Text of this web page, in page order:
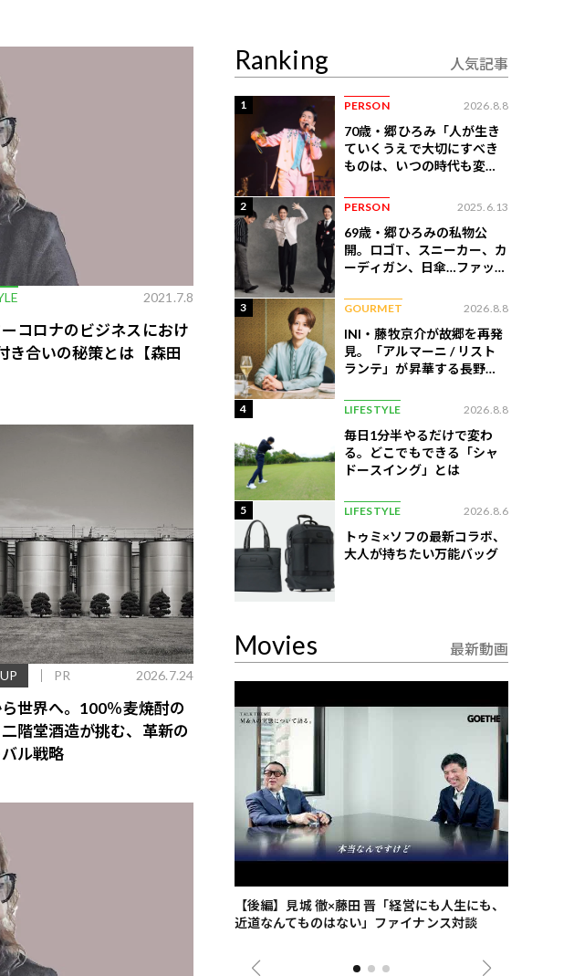
2021.7.8
コロナのビジネスにおけ
き合いの秘策とは【森田
PR 2026.7.24
世界へ。100％麦焼酎の
階堂酒造が挑む、革新の
ル戦略
Ranking 人気記事
1 PERSON 2026.8.8
70歳・郷ひろみ「人が生き
ていくうえで大切にすべき
ものは、いつの時代も変わ
2 PERSON 2025.6.13
69歳・郷ひろみの私物公
開。ロゴT、スニーカー、カ
ーディガン、日傘…ファッシ
3 GOURMET 2026.8.8
INI・藤牧京介が故郷を再発
見。「アルマーニ / リスト
ランテ」が昇華する長野の
4 LIFESTYLE 2026.8.8
毎日1分半やるだけで変わ
る。どこでもできる「シャ
ドースイング」とは
5 LIFESTYLE 2026.8.6
トゥミ×ソフの最新コラボ、
大人が持ちたい万能バッグ
Movies 最新動画
優・尾上右近が休息を過ごした、海最
ル「UMITO 熱海 別邸」
【後編】見城 徹×藤田 晋「経営にも人生にも、
近道なんてものはない」ファイナンス対談